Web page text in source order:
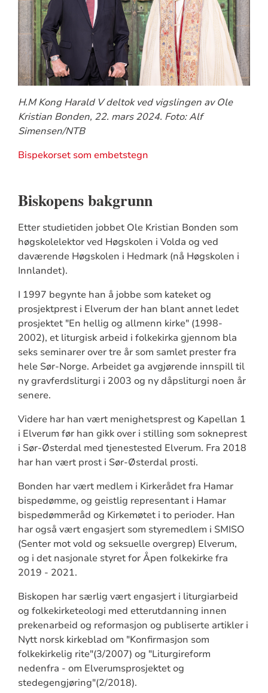
H.M Kong Harald V deltok ved vigslingen av Ole
Kristian Bonden, 22. mars 2024. Foto: Alf
Simensen/NTB
Bispekorset som embetstegn
Biskopens bakgrunn
Etter studietiden jobbet Ole Kristian Bonden som
høgskolelektor ved Høgskolen i Volda og ved
daværende Høgskolen i Hedmark (nå Høgskolen i
Innlandet).
I 1997 begynte han å jobbe som kateket og
prosjektprest i Elverum der han blant annet ledet
prosjektet "En hellig og allmenn kirke" (1998-
2002), et liturgisk arbeid i folkekirka gjennom bla
seks seminarer over tre år som samlet prester fra
hele Sør-Norge. Arbeidet ga avgjørende innspill til
ny gravferdsliturgi i 2003 og ny dåpsliturgi noen år
senere.
Videre har han vært menighetsprest og Kapellan 1
i Elverum før han gikk over i stilling som sokneprest
i Sør-Østerdal med tjenestested Elverum. Fra 2018
har han vært prost i Sør-Østerdal prosti.
Bonden har vært medlem i Kirkerådet fra Hamar
bispedømme, og geistlig representant i Hamar
bispedømmeråd og Kirkemøtet i to perioder. Han
har også vært engasjert som styremedlem i SMISO
(Senter mot vold og seksuelle overgrep) Elverum,
og i det nasjonale styret for Åpen folkekirke fra
2019 - 2021.
Biskopen har særlig vært engasjert i liturgiarbeid
og folkekirketeologi med etterutdanning innen
prekenarbeid og reformasjon og publiserte artikler i
Nytt norsk kirkeblad om "Konfirmasjon som
folkekirkelig rite"(3/2007) og "Liturgireform
nedenfra - om Elverumsprosjektet og
stedegengjøring"(2/2018).